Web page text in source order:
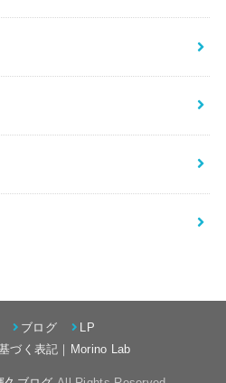
ブログ
LP
づく表記｜Morino Lab